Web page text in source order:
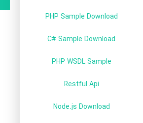
PHP Sample Download
C# Sample Download
PHP WSDL Sample
Restful Api
Node.js Download